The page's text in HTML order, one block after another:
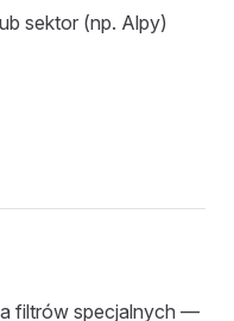
sektor (np. Alpy)
filtrów specjalnych —